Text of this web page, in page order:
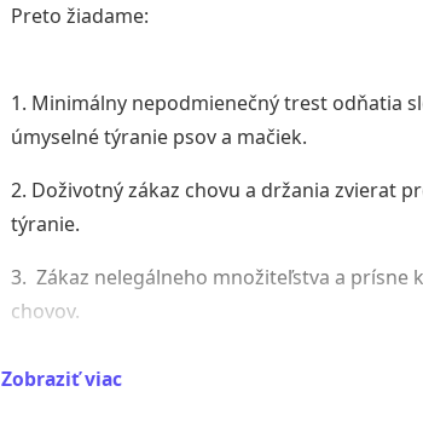
Preto žiadame:
1. Minimálny nepodmienečný trest odňatia
úmyselné týranie psov a mačiek.
2. Doživotný zákaz chovu a držania zvierat
týranie.
3. Zákaz nelegálneho množiteľstva a prísne
chovov.
Zobraziť viac